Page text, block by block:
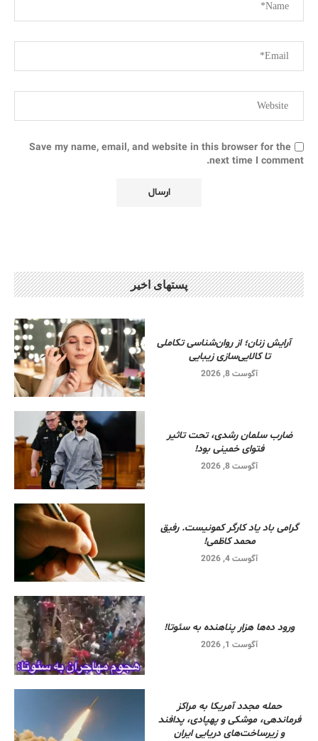
Save my name, email, and website in this browser for the
next time I comment.
پستهای اخیر
آرایش زنان؛ از روان‌شناسی تکاملی
تا کالایی‌سازی زیبایی
آگوست 8, 2026
ضارب سلمان رشدی، تحت تاثیر
فتوای خمینی بود!
آگوست 8, 2026
گرامی باد یاد کارگر کمونیست. رفیق
محمد کاظمی!
آگوست 4, 2026
ورود ده‌ها هزار پناهنده به سئوتا!
آگوست 1, 2026
حمله مجدد آمریکا به مراکز
فرماندهی، موشکی و پهپادی، پدافند
و زیرساخت‌های دریایی ایران